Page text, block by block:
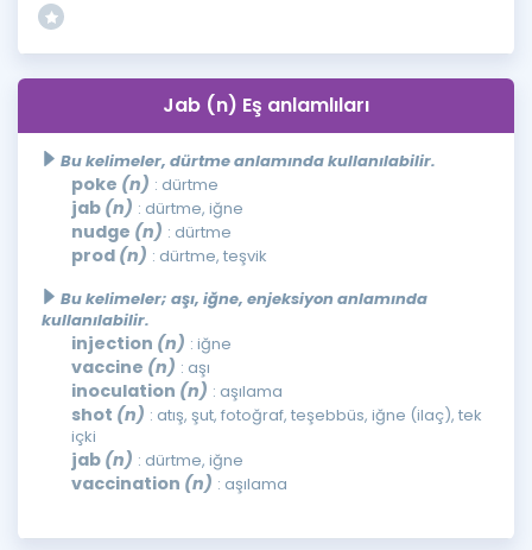
Jab (n) Eş anlamlıları
Bu kelimeler, dürtme anlamında kullanılabilir.
poke (n) : dürtme
jab (n) : dürtme, iğne
nudge (n) : dürtme
prod (n) : dürtme, teşvik
Bu kelimeler; aşı, iğne, enjeksiyon anlamında
kullanılabilir.
injection (n) : iğne
vaccine (n) : aşı
inoculation (n) : aşılama
shot (n) : atış, şut, fotoğraf, teşebbüs, iğne (ilaç), tek
içki
jab (n) : dürtme, iğne
vaccination (n) : aşılama